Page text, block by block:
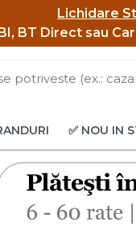
Lichidare
BT Direct sau
✅ NOU IN